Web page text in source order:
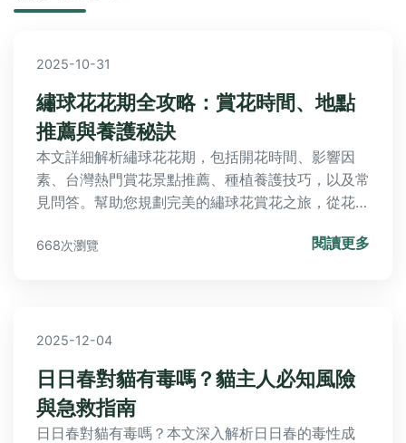
2025-10-31
繡球花花期全攻略：賞花時間、地點
推薦與養護秘訣
本文詳細解析繡球花花期，包括開花時間、影響因
素、台灣熱門賞花景點推薦、種植養護技巧，以及常
見問答。幫助您規劃完美的繡球花賞花之旅，從花期
668次瀏覽 閱讀更多
2025-12-04
日日春對貓有毒嗎？貓主人必知風險
與急救指南
日日春對貓有毒嗎？本文深入解析日日春的毒性成